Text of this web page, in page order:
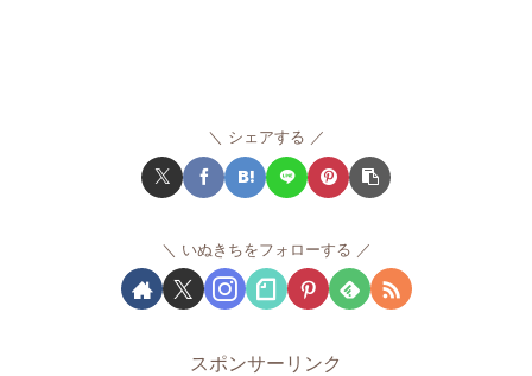
シェアする
いぬきちをフォローする
スポンサーリンク